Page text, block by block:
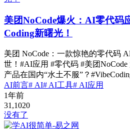
美团NoCode爆火：AI零代码
Coding新曙光！
美团 NoCode：一款惊艳的零代码
世！#AI应用 #零代码 #美团
产品在国内“水土不服”？
AI前言# AI# AI工具# AI应用
1年前
31,1020
没有了